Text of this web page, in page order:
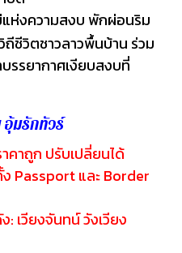
ห่งความสงบ พักผ่อนริม
ชีวิตชาวลาวพื้นบ้าน ร่วม
รรยากาศเงียบสงบที่
อุ้มรักทัวร์
คาถูก ปรับเปลี่ยนได้
ง Passport และ Border
: เวียงจันทน์ วังเวียง